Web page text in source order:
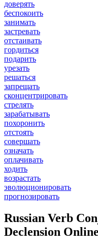
доверять
беспокоить
занимать
застревать
отстаивать
гордиться
подарить
урезать
решаться
запрещать
сконцентрировать
стрелять
зарабатывать
похоронить
отстоять
совершать
означать
оплачивать
ходить
возрастать
эволюционировать
прогнозировать
Russian Verb
Declension Online